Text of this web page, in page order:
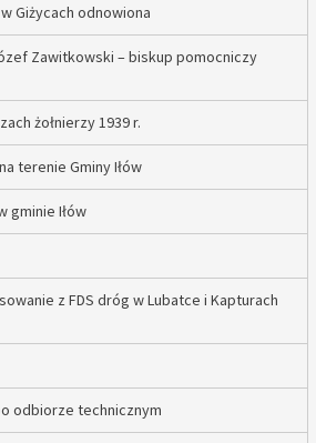
Giżycach odnowiona
Zawitkowski – biskup pomocniczy
żołnierzy 1939 r.
terenie Gminy Iłów
gminie Iłów
z FDS dróg w Lubatce i Kapturach
odbiorze technicznym